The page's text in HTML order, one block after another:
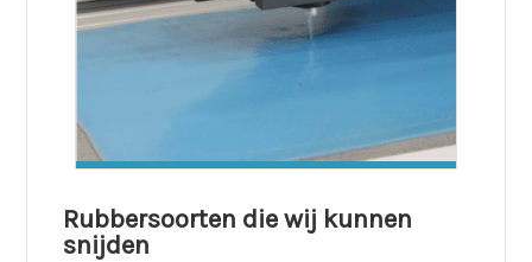
Rubbersoorten die wij kunnen
snijden